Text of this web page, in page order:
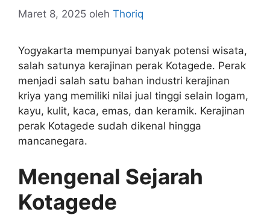
Maret 8, 2025 oleh Thoriq
Yogyakarta mempunyai banyak potensi wisata,
salah satunya kerajinan perak Kotagede. Perak
menjadi salah satu bahan industri kerajinan
kriya yang memiliki nilai jual tinggi selain logam,
kayu, kulit, kaca, emas, dan keramik. Kerajinan
perak Kotagede sudah dikenal hingga
mancanegara.
Mengenal Sejarah
Kotagede